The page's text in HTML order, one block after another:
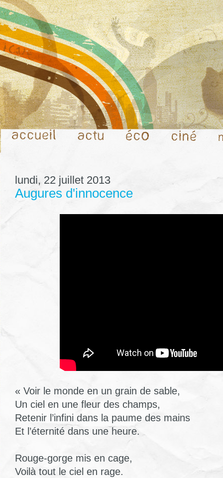
lundi, 22 juillet 2013
Augures d'innocence
« Voir le monde en un grain de sable,
Un ciel en une fleur des champs,
Retenir l’infini dans la paume des mains
Et l’éternité dans une heure.
Rouge-gorge mis en cage,
Voilà tout le ciel en rage.